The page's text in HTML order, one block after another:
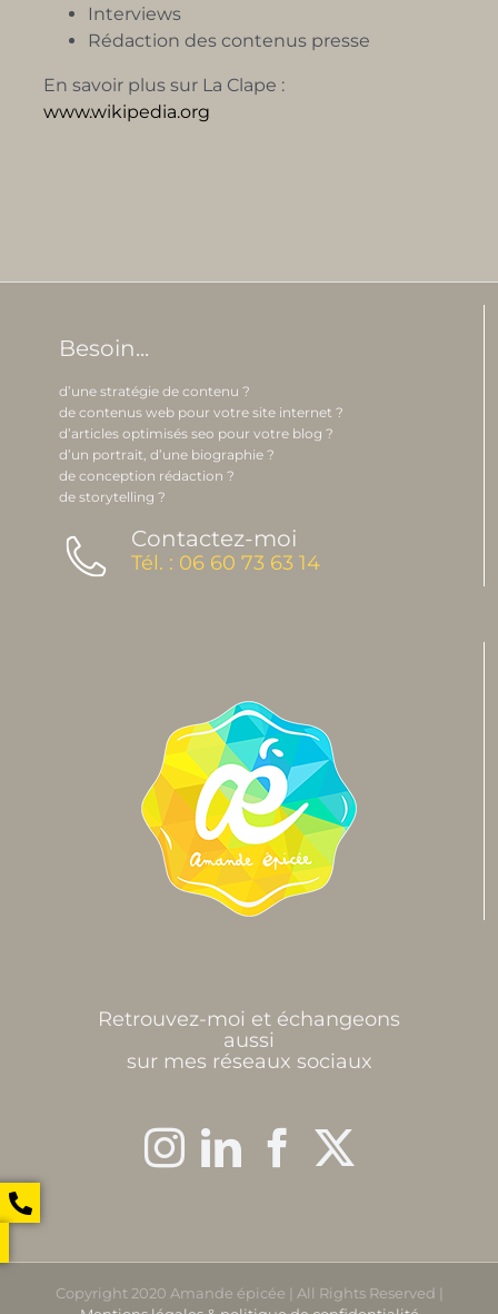
Interviews
Rédaction des contenus presse
En savoir plus sur La Clape :
www.wikipedia.org
Besoin...
d’une stratégie de contenu ?
de contenus web pour votre site internet ?
d’articles optimisés seo pour votre blog ?
d’un portrait, d’une biographie ?
de conception rédaction ?
de storytelling ?
Contactez-moi
Tél. : 06 60 73 63 14
Retrouvez-moi et échangeons
aussi
sur mes réseaux sociaux
Copyright 2020 Amande épicée | All Rights Reserved |